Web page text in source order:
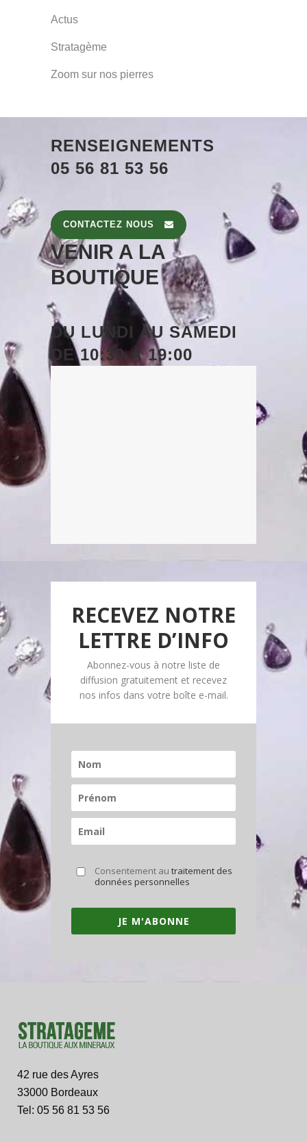
Actus
Stratagème
Zoom sur nos pierres
RENSEIGNEMENTS
05 56 81 53 56
CONTACTEZ NOUS
VENIR A LA
BOUTIQUE
DU LUNDI AU SAMEDI
DE10:30 À 19:00
RECEVEZ NOTRE
LETTRE D’INFO
Abonnez-vous à notre liste de
diffusion gratuitement et recevez
nos infos dans votre boîte e-mail.
Consentement au traitement des
données personnelles
JE M'ABONNE
42 rue des Ayres
33000 Bordeaux
Tel: 05 56 81 53 56